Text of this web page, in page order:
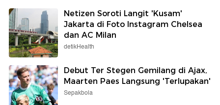
Netizen Soroti Langit 'Kusam'
Jakarta di Foto Instagram Chelsea
dan AC Milan
detikHealth
Debut Ter Stegen Gemilang di Ajax,
Maarten Paes Langsung 'Terlupakan'
Sepakbola